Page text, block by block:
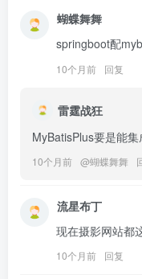
蝴蝶舞舞
springboot配
10个月前 回复
雷霆战狂
MyBatisPlus要是能
10个月前 @蝴蝶舞舞
流星布丁
现在摄影网站都
10个月前 回复